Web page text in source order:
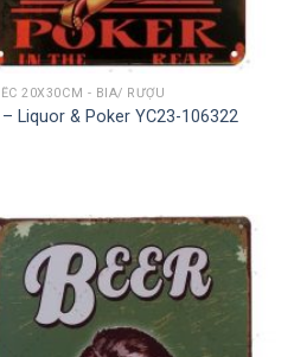
20X30CM - BIA/ RƯỢU
Liquor & Poker YC23-106322